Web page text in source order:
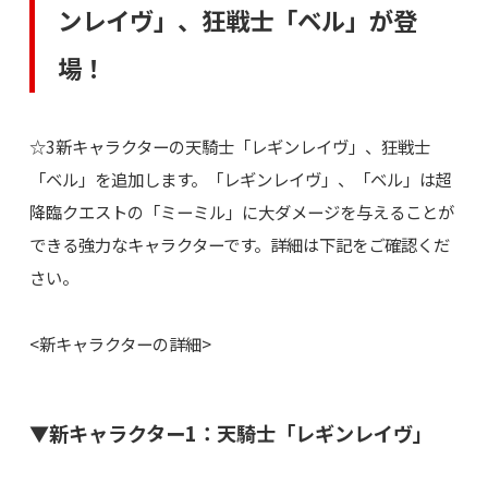
ンレイヴ」、狂戦士「ベル」が登
場！
☆3新キャラクターの天騎士「レギンレイヴ」、狂戦士
「ベル」を追加します。「レギンレイヴ」、「ベル」は超
降臨クエストの「ミーミル」に大ダメージを与えることが
できる強力なキャラクターです。詳細は下記をご確認くだ
さい。
<新キャラクターの詳細>
▼新キャラクター1：天騎士「レギンレイヴ」